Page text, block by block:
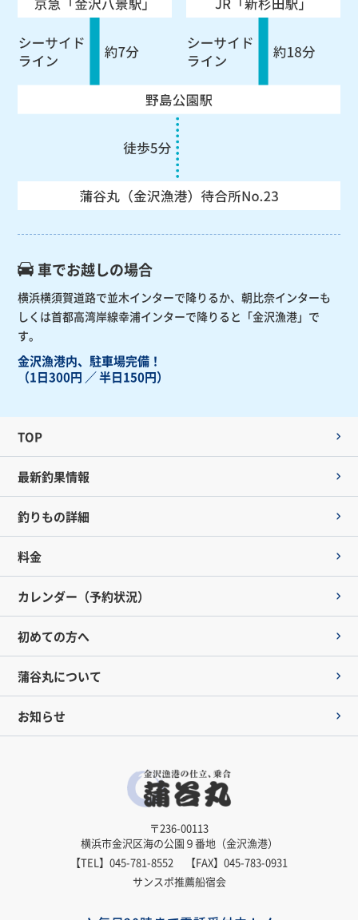
車でお越しの場合
横浜横須賀道路で並木インターで降りるか、朝比奈インターも
しくは首都高湾岸線幸浦インターで降りると「金沢漁港」で
す。
金沢漁港内、駐車場完備！
（1日300円 ／ 半日150円）
TOP
最新釣果情報
釣りもの詳細
料金
カレンダー（予約状況）
初めての方へ
蒲谷丸について
お知らせ
〒236-00113
横浜市金沢区海の公園９番地（金沢漁港）
【TEL】 045-781-8552
【FAX】045-783-0931
サンスポ推薦船宿会